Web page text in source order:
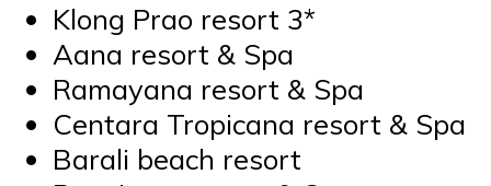
Klong Prao resort 3*
Aana resort & Spa
Ramayana resort & Spa
Centara Tropicana resort & Spa
Barali beach resort